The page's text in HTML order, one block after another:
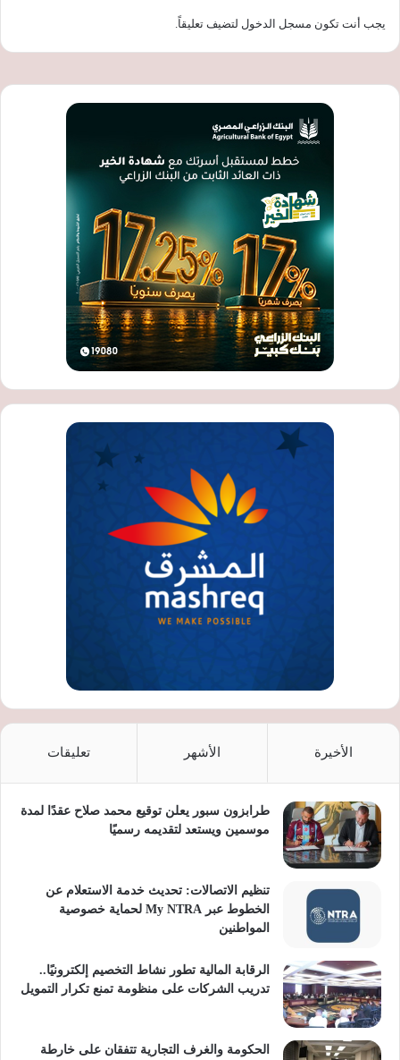
يجب أنت تكون مسجل الدخول لتضيف تعليقاً.
الأخيرة الأشهر تعليقات
طرابزون سبور يعلن توقيع محمد صلاح عقدًا لمدة
موسمين ويستعد لتقديمه رسميًا
تنظيم الاتصالات: تحديث خدمة الاستعلام عن
الخطوط عبر My NTRA لحماية خصوصية
المواطنين
الرقابة المالية تطور نشاط التخصيم إلكترونيًا..
تدريب الشركات على منظومة تمنع تكرار التمويل
الحكومة والغرف التجارية تتفقان على خارطة